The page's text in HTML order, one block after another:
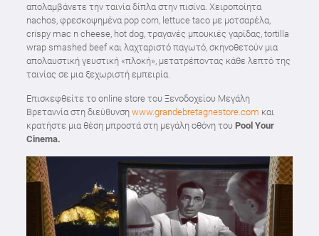
απολαμβάνετε την ταινία δίπλα στην πισίνα. Χειροποίητα
nachos, φρεσκοψημένα pop corn, lettuce taco με μοτσαρέλα,
crispy mac n cheese, hot dog, τραγανές μπουκιές γαρίδας, tortilla
wrap smashed beef και λαχταριστό παγωτό, σκηνοθετούν μια
απολαυστική γευστική «πλοκή», μετατρέποντας κάθε λεπτό της
ταινίας σε μια ξεχωριστή εμπειρία.
Επισκεφθείτε το online store του Ξενοδοχείου Μεγάλη
Βρεταννία στη διεύθυνση www.grandebretagnestore.com και
κρατήστε μια θέση μπροστά στη μεγάλη οθόνη του Pool Your
Cinema.